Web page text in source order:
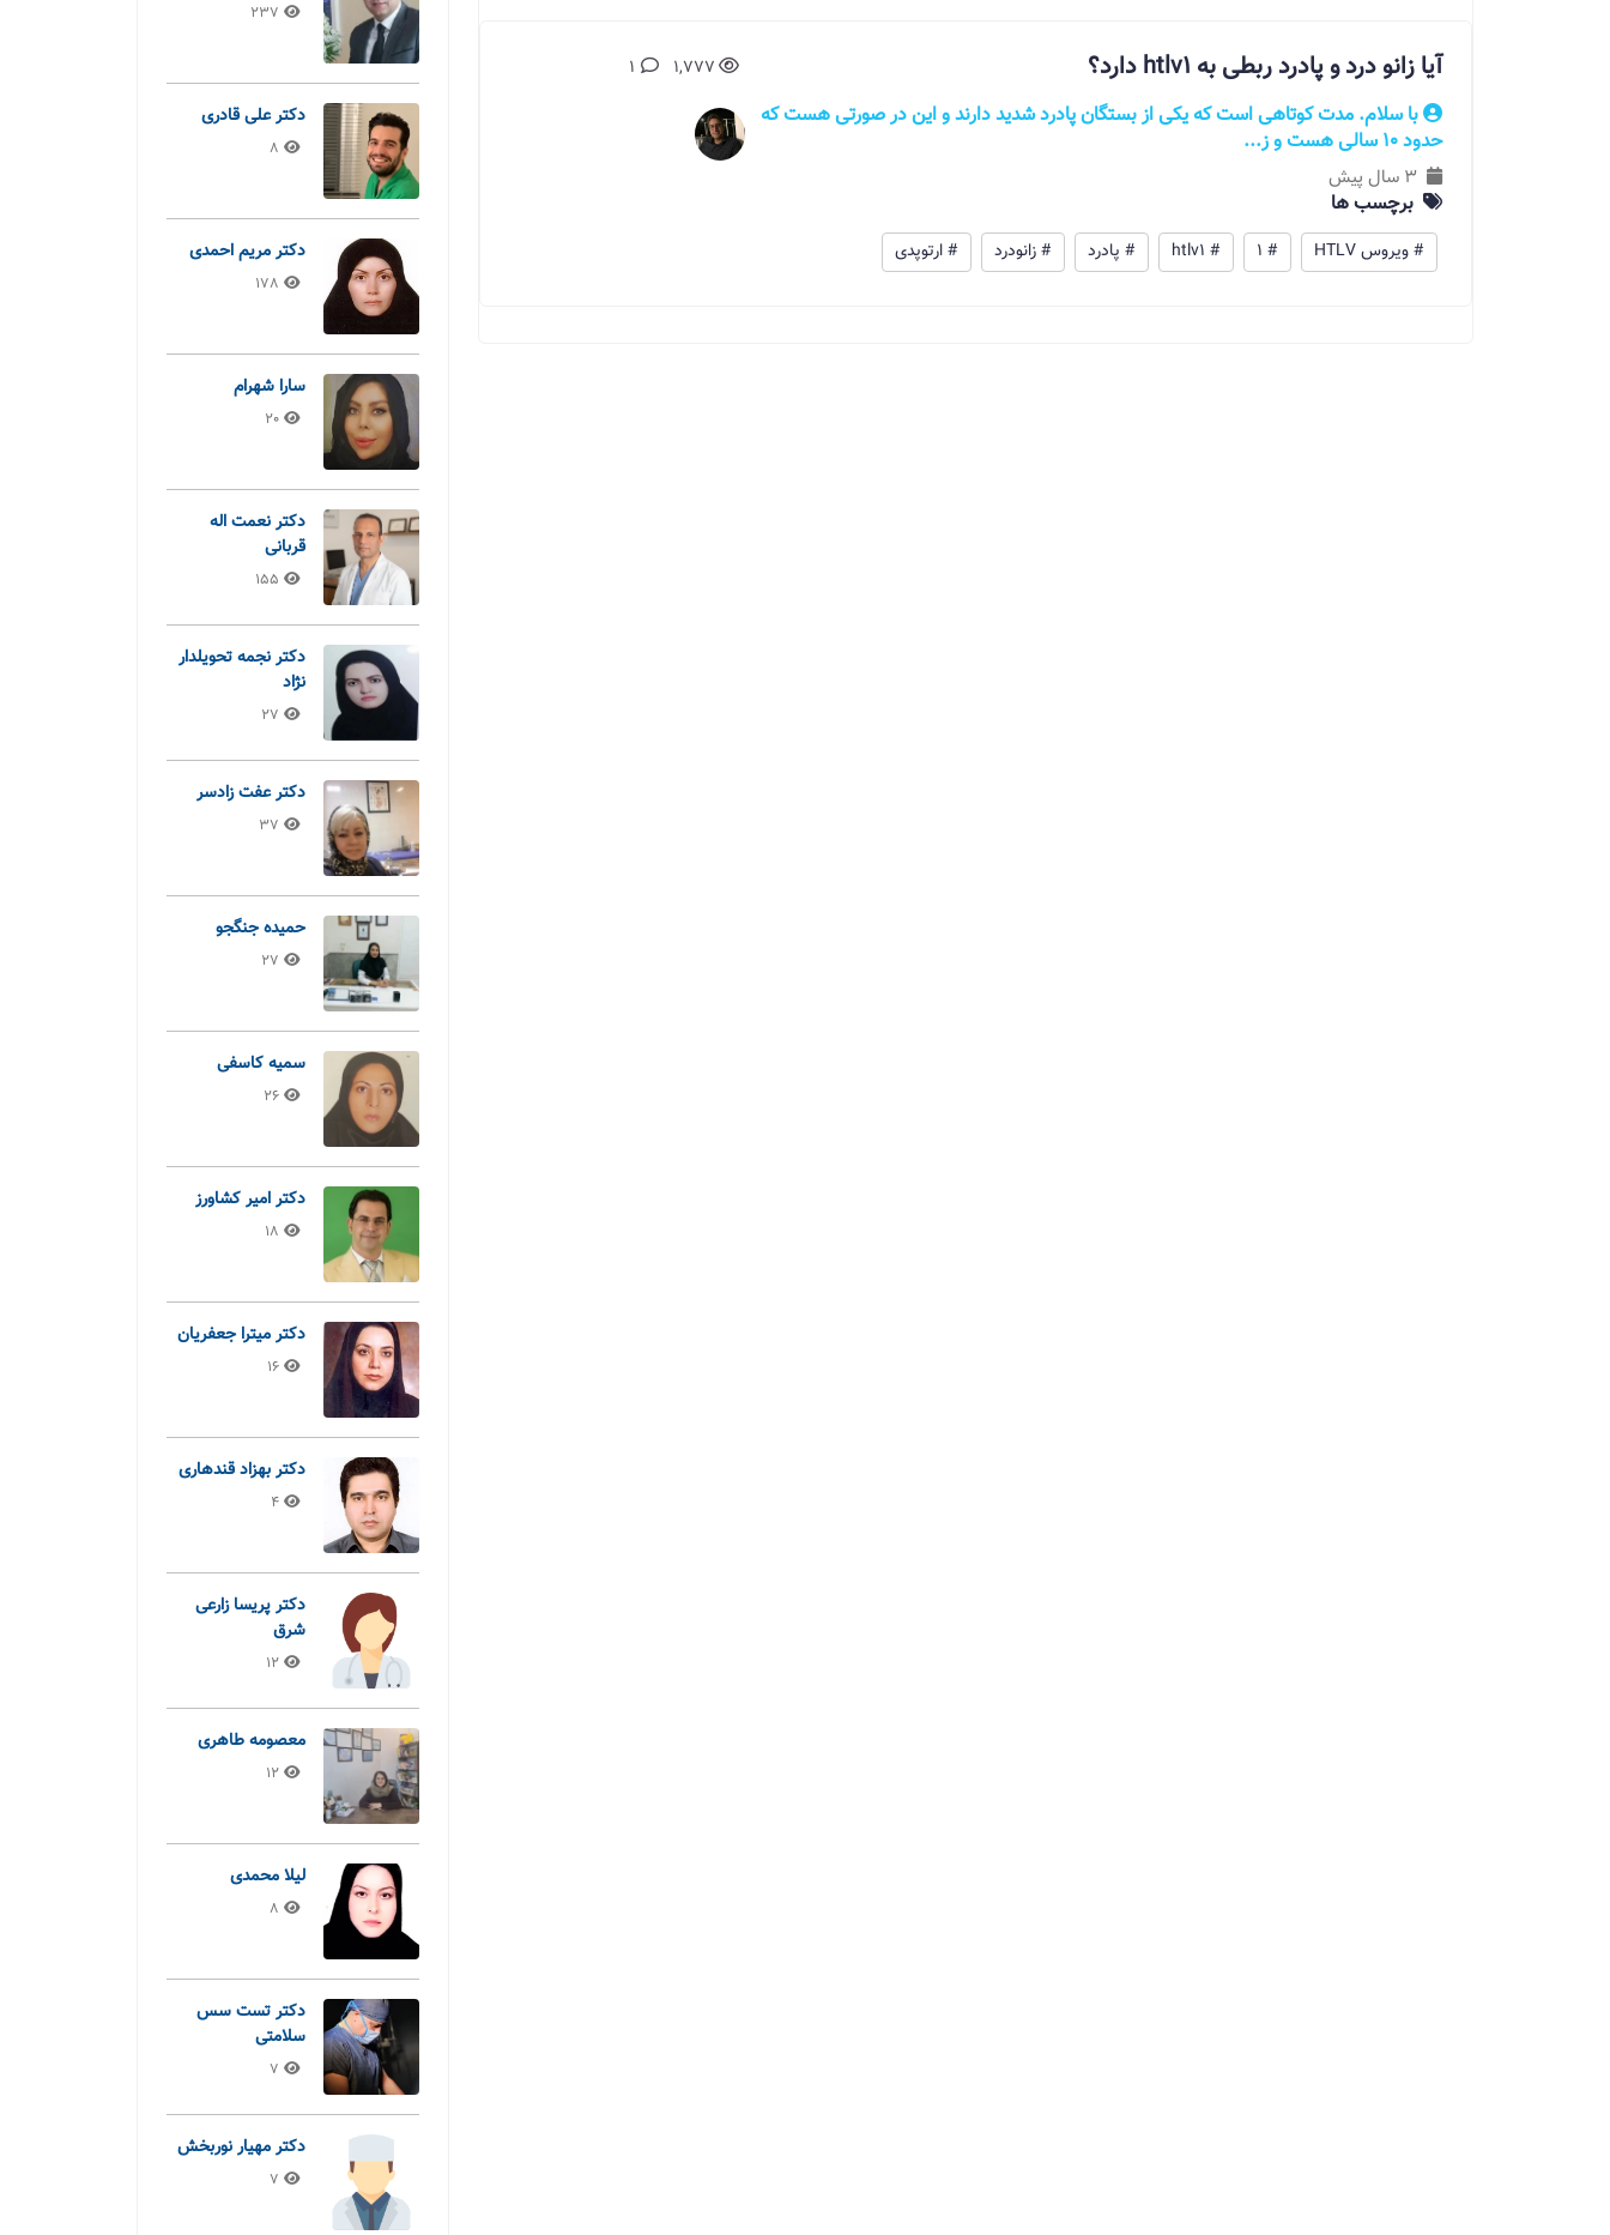
آیا زانو درد و پادرد ربطی به htlv1 دارد؟
با سلام. مدت کوتاهی است که یکی از بستگان پادرد شدید دارند و این در صورتی هست که
حدود 10 سالی هست و ز...
3 سال پیش
برچسب ها
# ویروس HTLV # 1
# htlv1 # پادرد # زانودرد # ارتوپدی
1,777
1
237
دکتر علی قادری
8
دکتر مریم احمدی
178
سارا شهرام
20
دکتر نعمت اله
قربانی
155
دکتر نجمه تحویلدار
نژاد
27
دکتر عفت زادسر
37
حمیده جنگجو
27
سمیه کاسفی
26
دکتر امیر کشاورز
18
دکتر میترا جعفریان
16
دکتر بهزاد قندهاری
4
دکتر پریسا زارعی
شرق
12
معصومه طاهری
12
لیلا محمدی
8
دکتر تست سس
سلامتی
7
دکتر مهیار نوربخش
7